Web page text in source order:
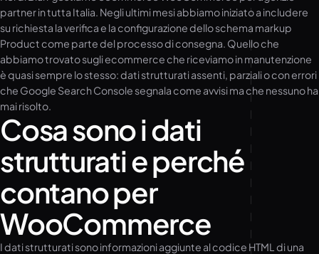
partner in tutta Italia. Negli ultimi mesi abbiamo iniziato a includere
su richiesta la verifica e la configurazione dello schema markup
Product come parte del processo di consegna. Quello che
abbiamo trovato sugli ecommerce che riceviamo in manutenzione
è quasi sempre lo stesso: dati strutturati assenti, parziali o con errori
che Google Search Console segnala come avvisi ma che nessuno ha
mai risolto.
Cosa sono i dati
strutturati e perché
contano per
WooCommerce
I dati strutturati sono informazioni aggiunte al codice HTML di una